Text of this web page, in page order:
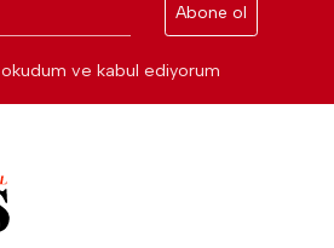
Abone ol
okudum ve kabul ediyorum